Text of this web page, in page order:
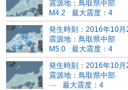
震源地：鳥取県中部
M4.2
最大震度：4
発生時刻：2016年10
震源地：鳥取県中部
M5.0
最大震度：4
発生時刻：2016年10
震源地：鳥取県中部
---
最大震度：4